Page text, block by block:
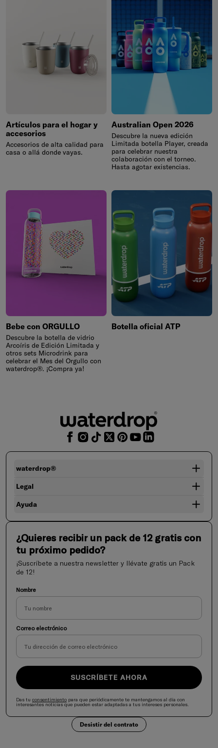
Artículos para el hogar y
accesorios
Accesorios de alta calidad para
casa o allá donde vayas.
Australian Open 2026
Descubre la nueva edición
Limitada botella Player, creada
para celebrar nuestra
colaboración con el torneo.
Hasta agotar existencias.
Bebe con ORGULLO
Descubre la botella de vidrio
Arcoíris de Edición Limitada y
otros sets Microdrink para
celebrar el Mes del Orgullo con
waterdrop®. ¡Compra ya!
Botella oficial ATP
waterdrop®
Legal
Ayuda
¿Quieres recibir un pack de 12 gratis con
tu próximo pedido?
¡Suscríbete a nuestra newsletter y llévate gratis un Pack
de 12!
Nombre
Correo electrónico
SUSCRÍBETE AHORA
Das tu consentimiento para que periódicamente te mantengamos al día con
interesantes noticias que pueden estar adaptadas a tus intereses personales.
Desistir del contrato